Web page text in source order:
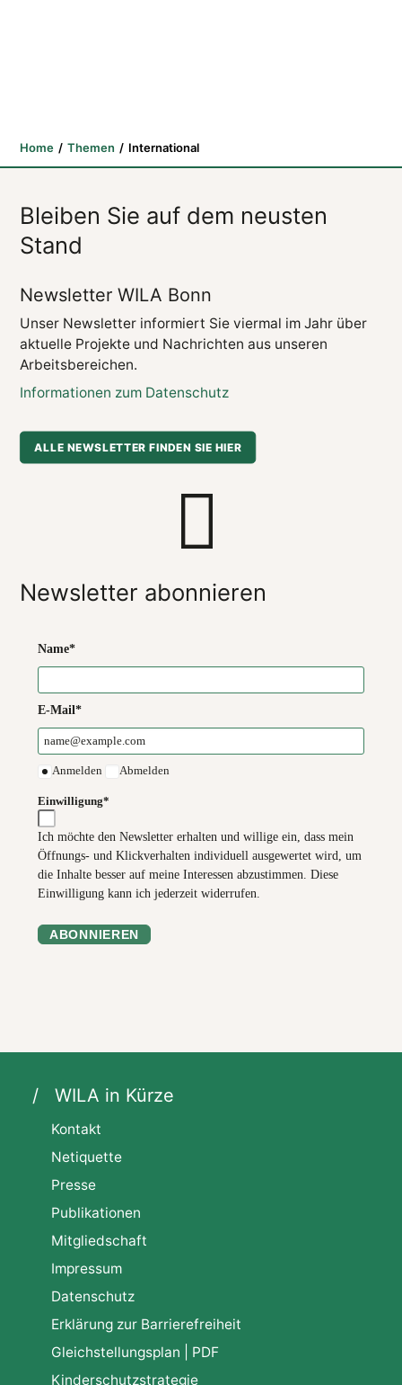
Home Themen International
Bleiben Sie auf dem neusten
Stand
Newsletter WILA Bonn
Unser Newsletter informiert Sie viermal im Jahr über
aktuelle Projekte und Nachrichten aus unseren
Arbeitsbereichen.
Informationen zum Datenschutz
ALLE NEWSLETTER FINDEN SIE HIER
Newsletter abonnieren
Name*
E-Mail*
Anmelden Abmelden
Einwilligung*
Ich möchte den Newsletter erhalten und willige ein, dass mein
Öffnungs- und Klickverhalten individuell ausgewertet wird, um
die Inhalte besser auf meine Interessen abzustimmen. Diese
Einwilligung kann ich jederzeit widerrufen.
ABONNIEREN
WILA in Kürze
Kontakt
Netiquette
Presse
Publikationen
Mitgliedschaft
Impressum
Datenschutz
Erklärung zur Barrierefreiheit
Gleichstellungsplan | PDF
Kinderschutzstrategie